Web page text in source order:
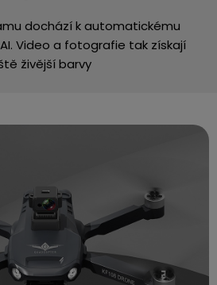
dochází k automatickému
Video a fotografie tak získají
živější barvy